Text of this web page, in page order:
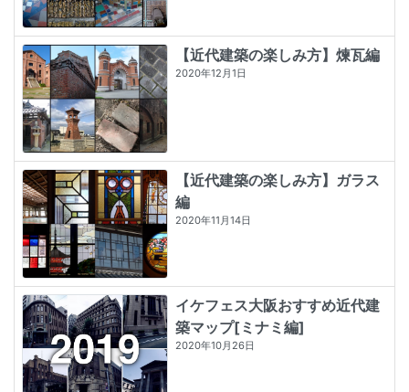
【近代建築の楽しみ方】煉瓦編
2020年12月1日
【近代建築の楽しみ方】ガラス
編
2020年11月14日
イケフェス大阪おすすめ近代建
築マップ[ミナミ編]
2020年10月26日